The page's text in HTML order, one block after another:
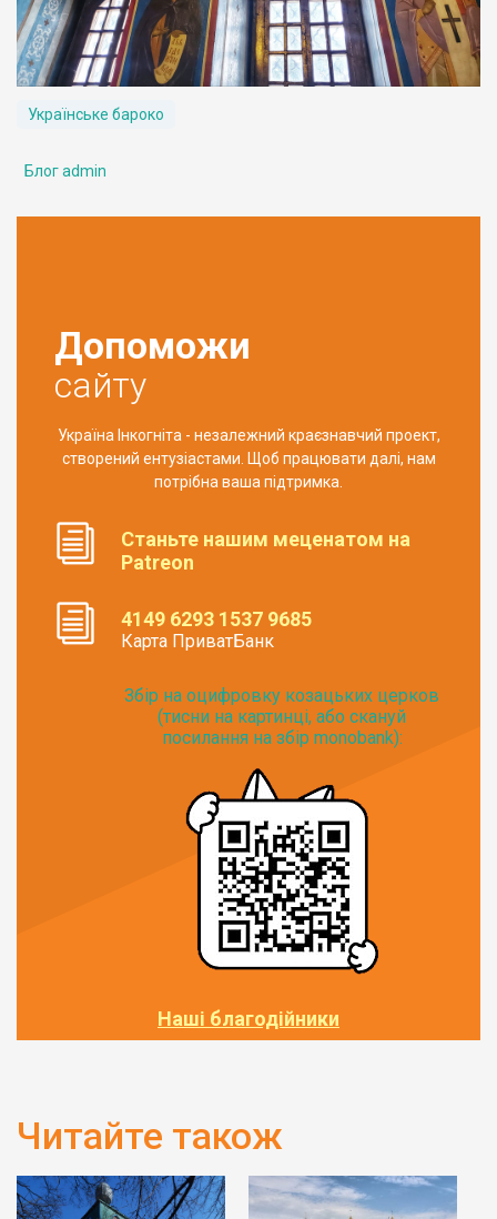
Українське бароко
Блог admin
Допоможи
сайту
Україна Інкогніта - незалежний краєзнавчий проект,
створений ентузіастами. Щоб працювати далі, нам
потрібна ваша підтримка.
Станьте нашим меценатом на
Patreon
4149 6293 1537 9685
Карта ПриватБанк
Збір на оцифровку козацьких церков
(тисни на картинці, або скануй
посилання на збір monobank):
Наші благодійники
Читайте також